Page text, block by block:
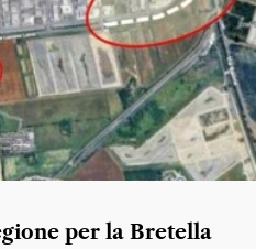
per la Bretella